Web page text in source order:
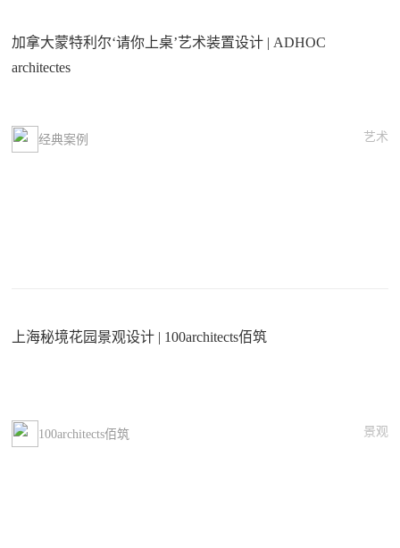
加拿大蒙特利尔‘请你上桌’艺术装置设计 | ADHOC
architectes
经典案例 艺术
上海秘境花园景观设计 | 100architects佰筑
100architects佰筑 景观